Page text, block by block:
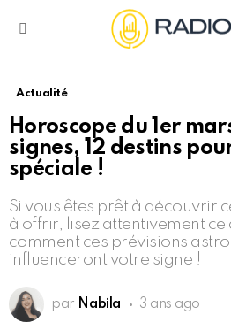
Actualité
Horoscope du 1er
signes, 12 destins
spéciale !
Si vous êtes prêt à découvrir
à offrir, lisez attentivement ce
comment ces prévisions
influenceront votre signe !
par Nabila 3 ans ago